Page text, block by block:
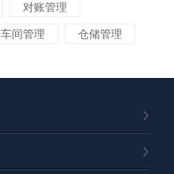
对账管理
车间管理 仓储管理